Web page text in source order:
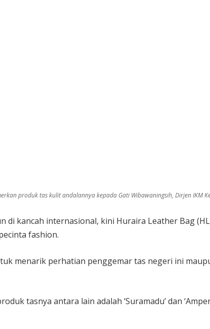
produk tas kulit andalannya kepada Gati Wibawaningsih, Dirjen IKM
di kancah internasional, kini Huraira Leather Bag
fashion.
menarik perhatian penggemar tas negeri ini
tasnya antara lain adalah ‘Suramadu’ dan